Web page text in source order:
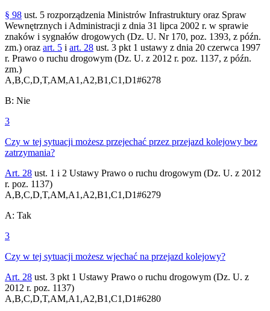
§ 98 ust. 5 rozporządzenia Ministrów Infrastruktury oraz Spraw
Wewnętrznych i Administracji z dnia 31 lipca 2002 r. w sprawie
znaków i sygnałów drogowych (Dz. U. Nr 170, poz. 1393, z późn.
zm.) oraz art. 5 i art. 28 ust. 3 pkt 1 ustawy z dnia 20 czerwca 1997
r. Prawo o ruchu drogowym (Dz. U. z 2012 r. poz. 1137, z późn.
zm.)
A,B,C,D,T,AM,A1,A2,B1,C1,D1#6278
B: Nie
3
Czy w tej sytuacji możesz przejechać przez przejazd kolejowy bez
zatrzymania?
Art. 28 ust. 1 i 2 Ustawy Prawo o ruchu drogowym (Dz. U. z 2012
r. poz. 1137)
A,B,C,D,T,AM,A1,A2,B1,C1,D1#6279
A: Tak
3
Czy w tej sytuacji możesz wjechać na przejazd kolejowy?
Art. 28 ust. 3 pkt 1 Ustawy Prawo o ruchu drogowym (Dz. U. z
2012 r. poz. 1137)
A,B,C,D,T,AM,A1,A2,B1,C1,D1#6280